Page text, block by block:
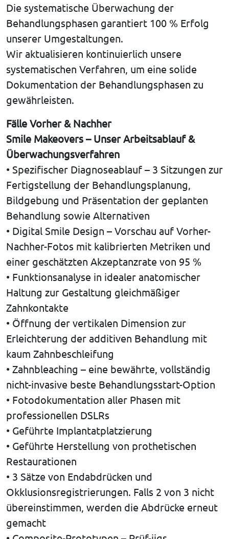
Die systematische Überwachung der
Behandlungsphasen garantiert 100 % Erfolg
unserer Umgestaltungen.
Wir aktualisieren kontinuierlich unsere
systematischen Verfahren, um eine solide
Dokumentation der Behandlungsphasen zu
gewährleisten.
Fälle Vorher & Nachher
Smile Makeovers – Unser Arbeitsablauf &
Überwachungsverfahren
• Spezifischer Diagnoseablauf – 3 Sitzungen zur
Fertigstellung der Behandlungsplanung,
Bildgebung und Präsentation der geplanten
Behandlung sowie Alternativen
• Digital Smile Design – Vorschau auf Vorher-
Nachher-Fotos mit kalibrierten Metriken und
einer geschätzten Akzeptanzrate von 95 %
• Funktionsanalyse in idealer anatomischer
Haltung zur Gestaltung gleichmäßiger
Zahnkontakte
• Öffnung der vertikalen Dimension zur
Erleichterung der additiven Behandlung mit
kaum Zahnbeschleifung
• Zahnbleaching – eine bewährte, vollständig
nicht-invasive beste Behandlungsstart-Option
• Fotodokumentation aller Phasen mit
professionellen DSLRs
• Geführte Implantatplatzierung
• Geführte Herstellung von prothetischen
Restaurationen
• 3 Sätze von Endabdrücken und
Okklusionsregistrierungen. Falls 2 von 3 nicht
übereinstimmen, werden die Abdrücke erneut
gemacht